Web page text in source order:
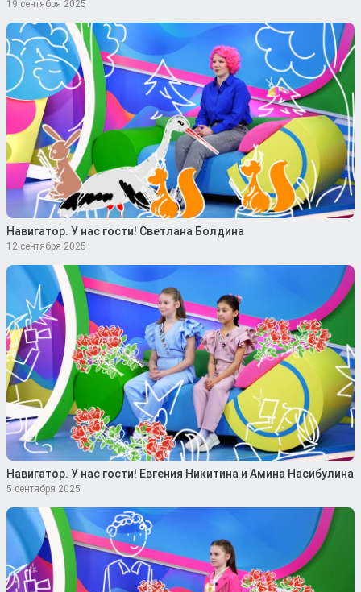
19 сентября 2025
Навигатор. У нас гости! Светлана Болдина
12 сентября 2025
Навигатор. У нас гости! Евгения Никитина и Амина Насибулина
5 сентября 2025